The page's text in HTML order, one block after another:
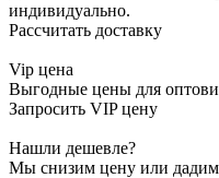
индивидуально.
Рассчитать доставку
Vip цена
Выгодные цены для
Запросить VIP цену
Нашли дешевле?
Мы снизим цену или